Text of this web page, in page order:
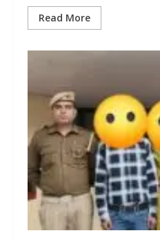
Read More